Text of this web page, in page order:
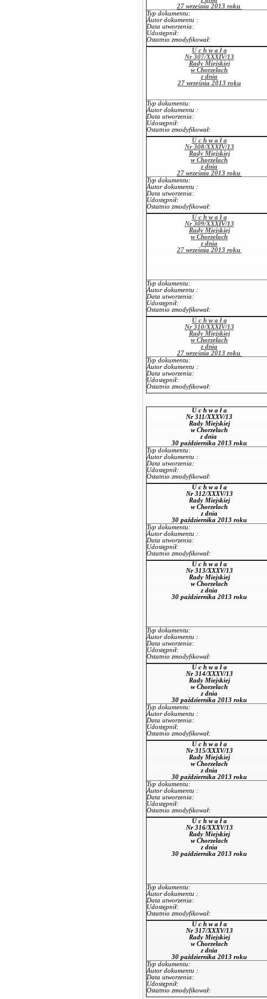
27 września 2013 roku
Typ dokumentu:
Autor dokumentu :
Data utworzenia:
Udostępnił:
Ostatnio zmodyfikował:
U c h w a ł a
Nr 307/XXXIV/13
Rady Miejskiej
w Chorzelach
z dnia
27 września 2013 roku
Typ dokumentu:
Autor dokumentu :
Data utworzenia:
Udostępnił:
Ostatnio zmodyfikował:
U c h w a ł a
Nr 308/XXXIV/13
Rady Miejskiej
w Chorzelach
z dnia
27 września 2013 roku
Typ dokumentu:
Autor dokumentu :
Data utworzenia:
Udostępnił:
Ostatnio zmodyfikował:
U c h w a ł a
Nr 309/XXXIV/13
Rady Miejskiej
w Chorzelach
z dnia
27 września 2013 roku
Typ dokumentu:
Autor dokumentu :
Data utworzenia:
Udostępnił:
Ostatnio zmodyfikował:
U c h w a ł a
Nr 310/XXXIV/13
Rady Miejskiej
w Chorzelach
z dnia
27 września 2013 roku
Typ dokumentu:
Autor dokumentu :
Data utworzenia:
Udostępnił:
Ostatnio zmodyfikował:
U c h w a ł a
Nr 311/XXXV/13
Rady Miejskiej
w Chorzelach
z dnia
30 października 2013 roku
Typ dokumentu:
Autor dokumentu :
Data utworzenia:
Udostępnił:
Ostatnio zmodyfikował:
U c h w a ł a
Nr 312/XXXV/13
Rady Miejskiej
w Chorzelach
z dnia
30 października 2013 roku
Typ dokumentu:
Autor dokumentu :
Data utworzenia:
Udostępnił:
Ostatnio zmodyfikował:
U c h w a ł a
Nr 313/XXXV/13
Rady Miejskiej
w Chorzelach
z dnia
30 października 2013 roku
Typ dokumentu:
Autor dokumentu :
Data utworzenia:
Udostępnił:
Ostatnio zmodyfikował:
U c h w a ł a
Nr 314/XXXV/13
Rady Miejskiej
w Chorzelach
z dnia
30 października 2013 roku
Typ dokumentu:
Autor dokumentu :
Data utworzenia:
Udostępnił:
Ostatnio zmodyfikował:
U c h w a ł a
Nr 315/XXXV/13
Rady Miejskiej
w Chorzelach
z dnia
30 października 2013 roku
Typ dokumentu:
Autor dokumentu :
Data utworzenia:
Udostępnił:
Ostatnio zmodyfikował:
U c h w a ł a
Nr 316/XXXV/13
Rady Miejskiej
w Chorzelach
z dnia
30 października 2013 roku
Typ dokumentu:
Autor dokumentu :
Data utworzenia:
Udostępnił:
Ostatnio zmodyfikował:
U c h w a ł a
Nr 317/XXXV/13
Rady Miejskiej
w Chorzelach
z dnia
30 października 2013 roku
Typ dokumentu:
Autor dokumentu :
Data utworzenia:
Udostępnił:
Ostatnio zmodyfikował: